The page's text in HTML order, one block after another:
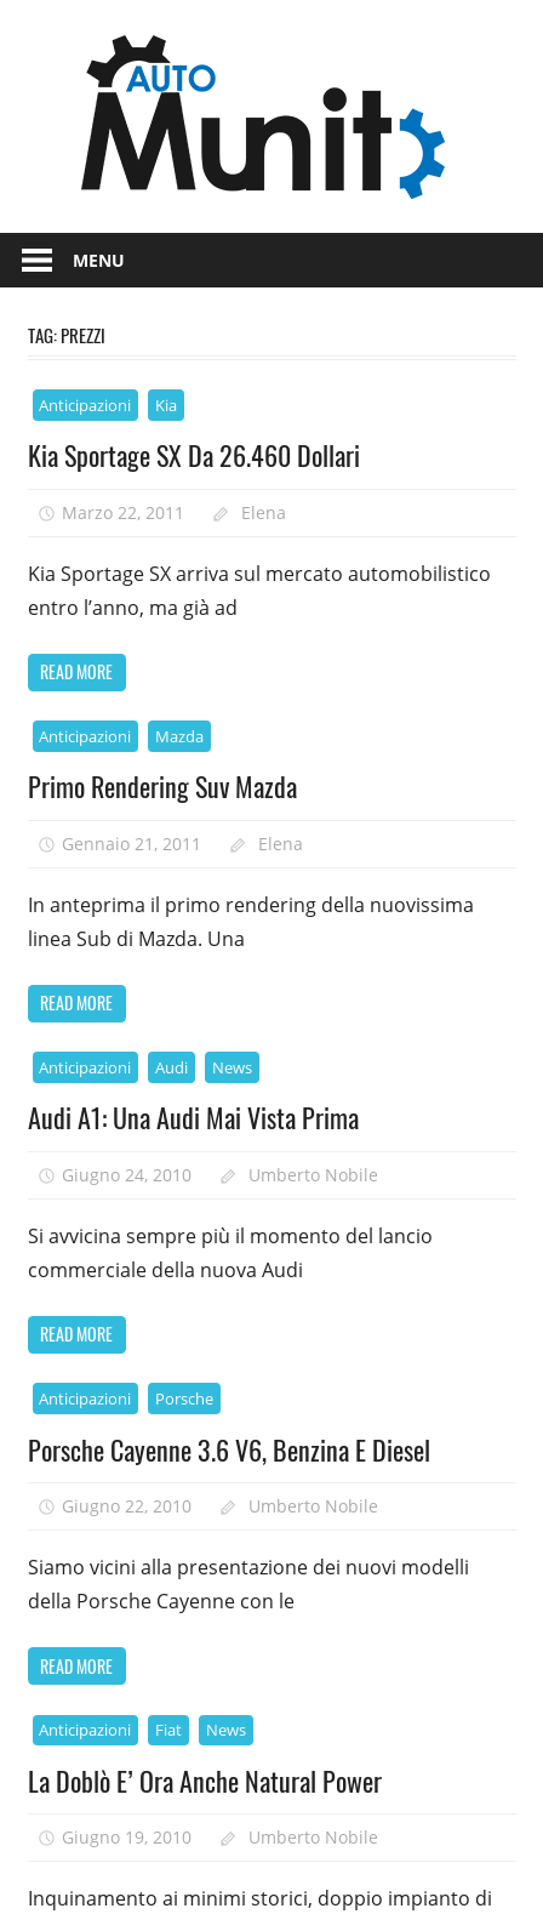
e
dal
mondo
motori
MENU
TAG:PREZZI
Anticipazioni Kia
Kia Sportage SX Da 26.460 Dollari
Marzo 22, 2011 Elena
Kia Sportage SX arriva sul mercato automobilistico
entro l’anno, ma già ad
READ MORE
Anticipazioni Mazda
Primo Rendering Suv Mazda
Gennaio 21, 2011 Elena
In anteprima il primo rendering della nuovissima
linea Sub di Mazda. Una
READ MORE
Anticipazioni Audi News
Audi A1: Una Audi Mai Vista Prima
Giugno 24, 2010 Umberto Nobile
Si avvicina sempre più il momento del lancio
commerciale della nuova Audi
READ MORE
Anticipazioni Porsche
Porsche Cayenne 3.6 V6, Benzina E Diesel
Giugno 22, 2010 Umberto Nobile
Siamo vicini alla presentazione dei nuovi modelli
della Porsche Cayenne con le
READ MORE
Anticipazioni Fiat News
La Doblò E’ Ora Anche Natural Power
Giugno 19, 2010 Umberto Nobile
Inquinamento ai minimi storici, doppio impianto di